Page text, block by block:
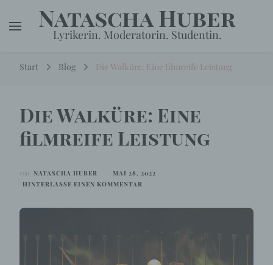
Natascha Huber
Lyrikerin. Moderatorin. Studentin.
Start Blog Die Walküre: Eine filmreife Leistung
Die Walküre: Eine
filmreife Leistung
von NATASCHA HUBER
MAI 28, 2022
HINTERLASSE EINEN KOMMENTAR